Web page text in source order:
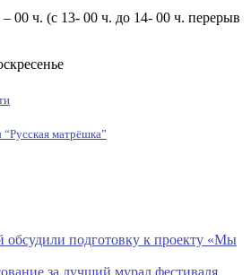
00 ч. (с 13- 00 ч. до 14- 00 ч. перерыв
“Русская матрёшка”
обсудили подготовку к проекту «Мы
за лучший мурал фестиваля